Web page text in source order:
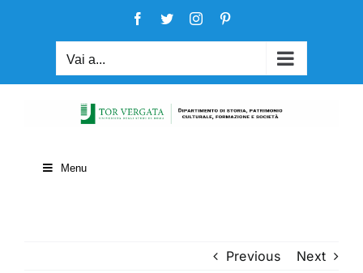
Facebook
TwitterInstagram
Vai a...
Menu
Previous Next